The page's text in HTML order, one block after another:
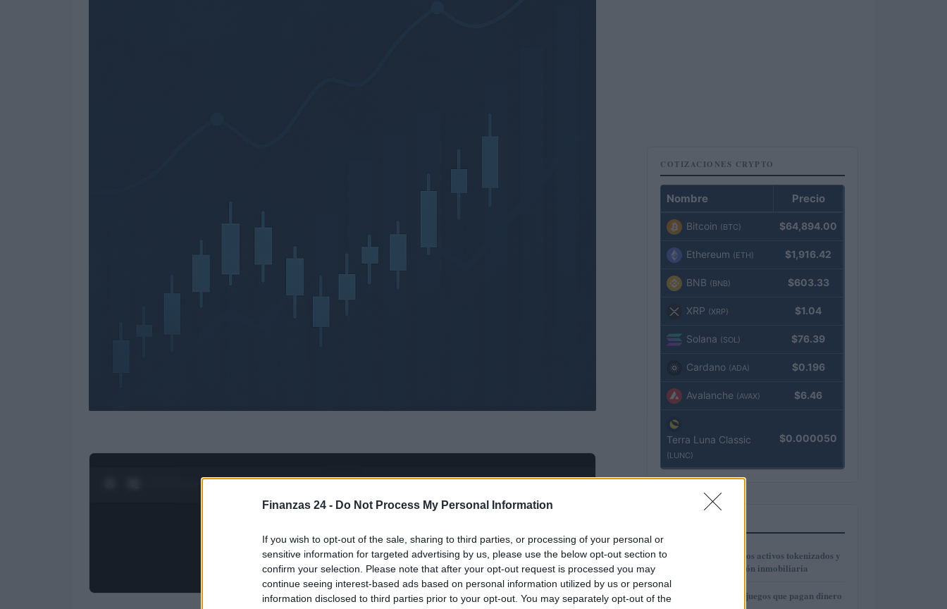
Finanzas 24 - Do Not Process My Personal Information
If you wish to opt-out of the sale, sharing to third parties, or processing of your personal or
sensitive information for targeted advertising by us, please use the below opt-out section to
confirm your selection. Please note that after your opt-out request is processed you may
continue seeing interest-based ads based on personal information utilized by us or personal
information disclosed to third parties prior to your opt-out. You may separately opt-out of the
COTIZACIONES CRYPTO
Nombre Precio
Bitcoin (BTC) $64,894.00
Ethereum (ETH) $1,916.42
BNB (BNB) $603.33
XRP (XRP) $1.04
Solana (SOL) $76.39
Cardano (ADA) $0.196
Avalanche (AVAX) $6.46
Terra Luna Classic
(LUNC)
$0.000050
1
Cómo funcionan los activos tokenizados y
la fraccionalización inmobiliaria
2
6 aplicaciones de juegos que pagan dinero